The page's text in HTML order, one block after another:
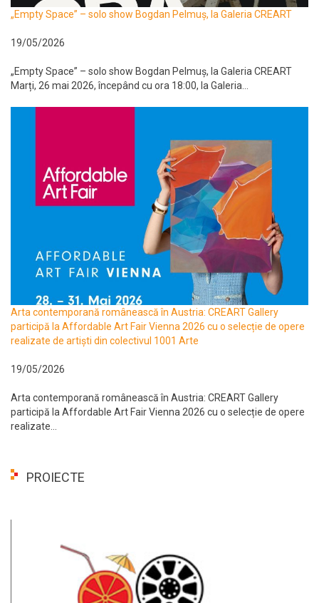
„Empty Space” – solo show Bogdan Pelmuș, la Galeria CREART
19/05/2026
„Empty Space” – solo show Bogdan Pelmuș, la Galeria CREART
Marți, 26 mai 2026, începând cu ora 18:00, la Galeria...
Arta contemporană românească în Austria: CREART Gallery
participă la Affordable Art Fair Vienna 2026 cu o selecție de opere
realizate de artiști din colectivul 1001 Arte
19/05/2026
Arta contemporană românească în Austria: CREART Gallery
participă la Affordable Art Fair Vienna 2026 cu o selecție de opere
realizate...
PROIECTE